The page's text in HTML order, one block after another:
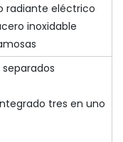
radiante eléctrico
inoxidable
tres en uno